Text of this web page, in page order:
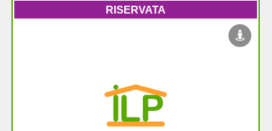
RISERVATA